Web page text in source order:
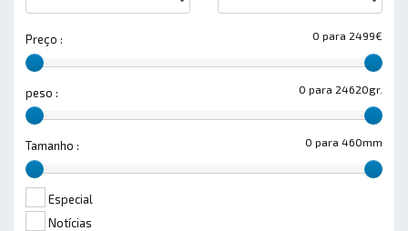
0 para 2499€
Preço :
0 para 24620gr.
peso :
0 para 460mm
Tamanho :
Especial
Notícias